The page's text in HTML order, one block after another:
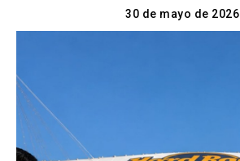
30 de mayo de 2026